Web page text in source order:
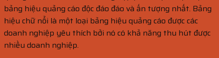
bảng hiệu quảng cáo độc đáo đáo và ấn tượng nhất. Bảng
hiệu chữ nổi là một loại bảng hiệu quảng cáo được các
doanh nghiệp yêu thích bởi nó có khả năng thu hút được
nhiều doanh nghiệp.